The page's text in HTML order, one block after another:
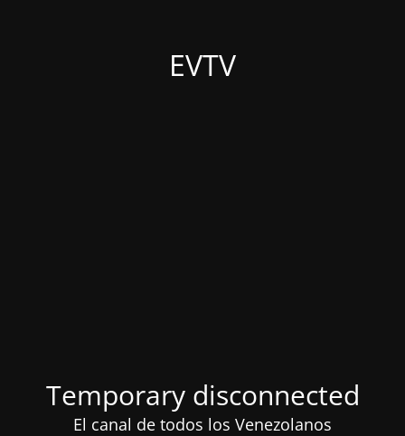
EVTV
Temporary disconnected
El canal de todos los Venezolanos